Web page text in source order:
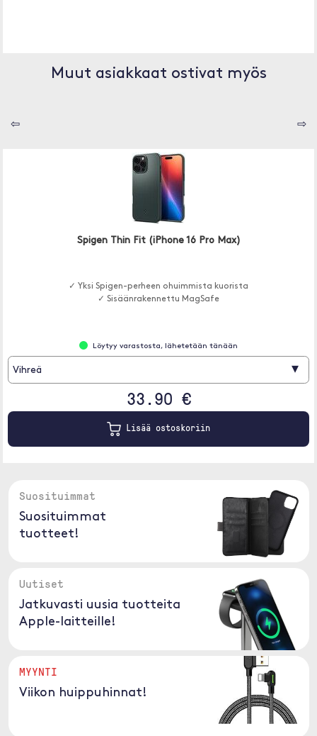
Muut asiakkaat ostivat myös
⇦ ⇨
Spigen Thin Fit (iPhone 16 Pro Max)
✓ Yksi Spigen-perheen ohuimmista kuorista
✓ Sisäänrakennettu MagSafe
Löytyy varastosta, lähetetään tänään
Vihreä ▾
33.90 €
Lisää ostoskoriin
Suosituimmat
Suosituimmat
tuotteet!
Uutiset
Jatkuvasti uusia tuotteita
Apple-laitteille!
MYYNTI
Viikon huippuhinnat!